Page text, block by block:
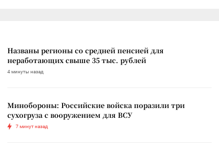
Названы регионы со средней пенсией для
неработающих свыше 35 тыс. рублей
4 минуты назад
Минобороны: Российские войска поразили три
сухогруза с вооружением для ВСУ
7 минут назад